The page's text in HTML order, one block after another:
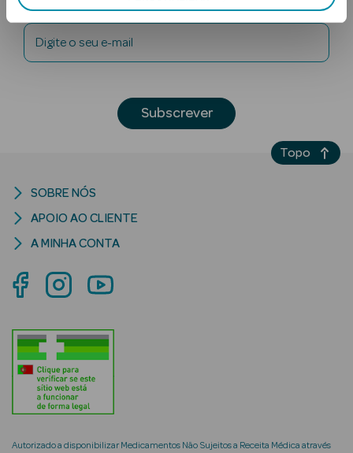
Rosto
Lábios
Criança
Rosto e
Digite o seu e-mail
Subscrever
Autorizado a disponibilizar Medicamentos Não Sujeitos a Receita Médica através
SOBRE NÓS
APOIO AO CLIENTE
A MINHA CONTA
Topo